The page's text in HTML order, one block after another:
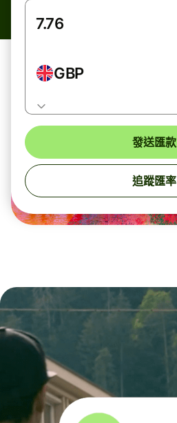
GBP
發送匯款
追蹤匯率